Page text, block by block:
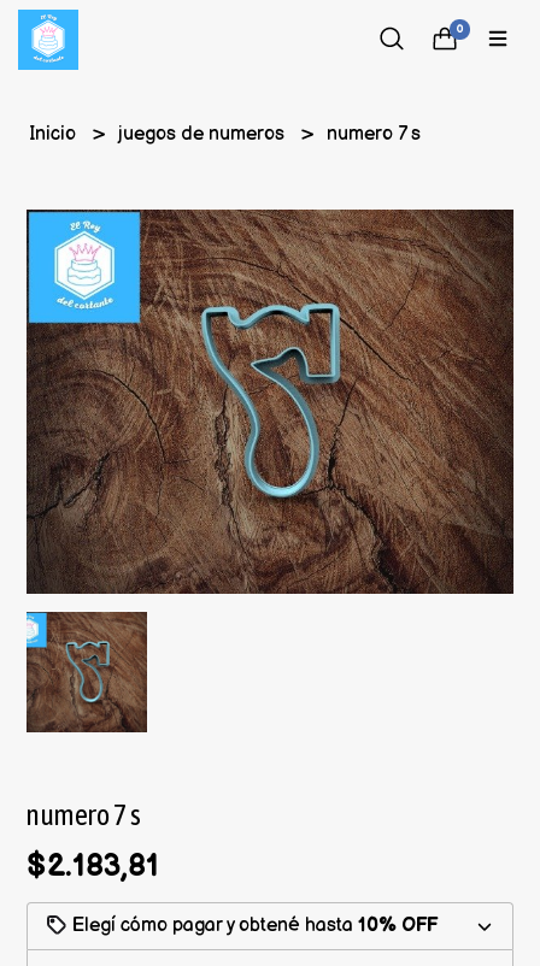
0
Inicio juegos de numeros numero 7 s
numero 7 s
$2.183,81
Elegí cómo pagar y obtené hasta10% OFF